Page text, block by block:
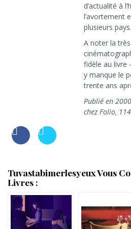
d’actualité à
l’avortement
plusieurs pays.
A noter la
fidèle au livre
y manque le
trente ans
Publié en
chez Folio,
Tuvastabimerlesyeux Vous
Livres :